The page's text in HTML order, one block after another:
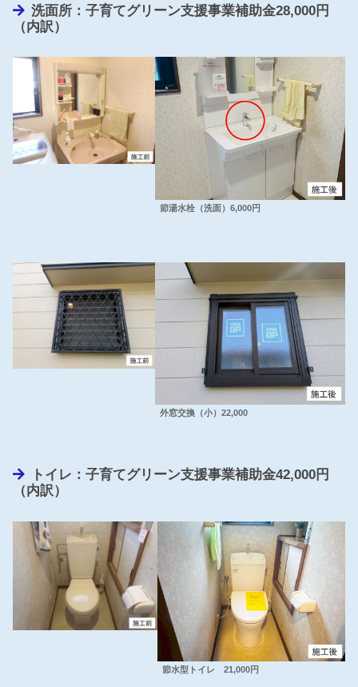
洗面所：子育てグリーン支援事業補助金28,000円
（内訳）
節湯水栓（洗面）6,000円
外窓交換（小）22,000
トイレ：子育てグリーン支援事業補助金42,000円
（内訳）
節水型トイレ 21,000円